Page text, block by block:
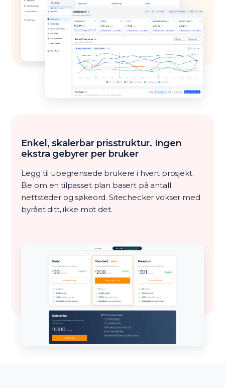
Enkel, skalerbar prisstruktur. Ingen
ekstra gebyrer per bruker
Legg til ubegrensede brukere i hvert prosjekt.
Be om en tilpasset plan basert på antall
nettsteder og søkeord. Sitechecker vokser med
byrået ditt, ikke mot det.